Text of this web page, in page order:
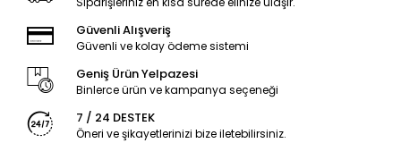
Güvenli Alışveriş
Güvenli ve kolay ödeme sistemi
Geniş Ürün Yelpazesi
Binlerce ürün ve kampanya seçeneği
7 / 24 DESTEK
Öneri ve şikayetlerinizi bize iletebilirsiniz.